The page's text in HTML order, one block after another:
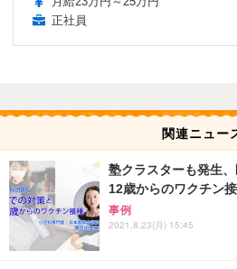
正社員
関連ニュー
塾クラスターも発生
12歳からのワクチン接
事例
2021.8.23(月) 15:45